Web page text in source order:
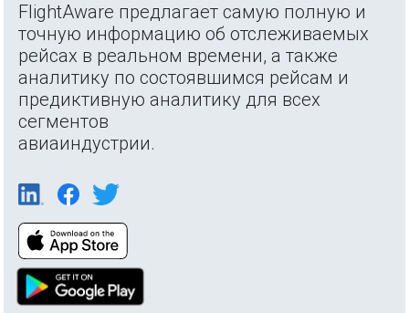
FlightAware предлагает самую полную и
точную информацию об отслеживаемых
рейсах в реальном времени, а также
аналитику по состоявшимся рейсам и
предиктивную аналитику для всех
сегментов
авиаиндустрии.